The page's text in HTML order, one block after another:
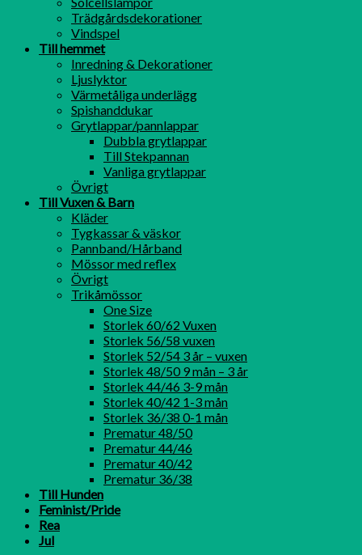
Trädgårdsdekorationer
Vindspel
Till hemmet
Inredning & Dekorationer
Ljuslyktor
Värmetåliga underlägg
Spishanddukar
Grytlappar/pannlappar
Dubbla grytlappar
Till Stekpannan
Vanliga grytlappar
Övrigt
Till Vuxen & Barn
Kläder
Tygkassar & väskor
Pannband/Hårband
Mössor med reflex
Övrigt
Trikåmössor
One Size
Storlek 60/62 Vuxen
Storlek 56/58 vuxen
Storlek 52/54 3 år – vuxen
Storlek 48/50 9 mån – 3 år
Storlek 44/46 3-9 mån
Storlek 40/42 1-3 mån
Storlek 36/38 0-1 mån
Prematur 48/50
Prematur 44/46
Prematur 40/42
Prematur 36/38
Till Hunden
Feminist/Pride
Rea
Jul